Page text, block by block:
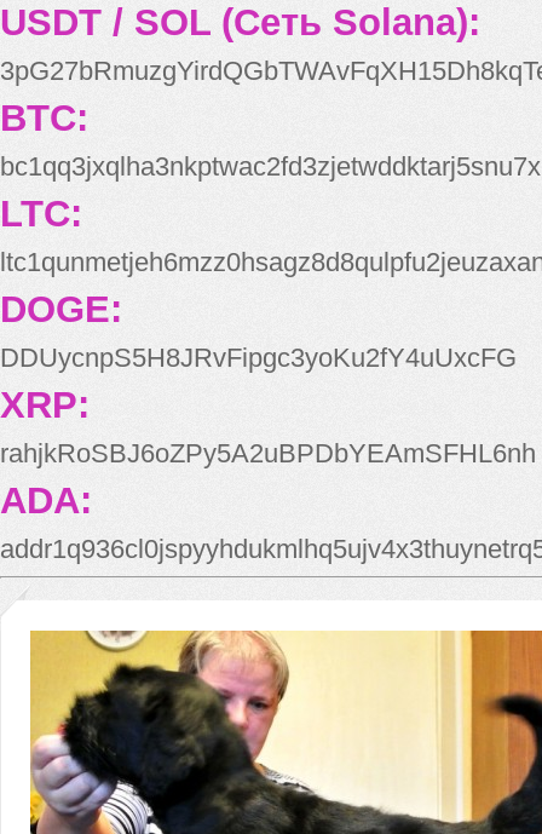
USDT / SOL (Сеть Solana):
BTC:
bc1qq3jxqlha3nkptwac2fd3zjetwddktarj5snu7x
LTC:
DOGE:
DDUycnpS5H8JRvFipgc3yoKu2fY4uUxcFG
XRP:
rahjkRoSBJ6oZPy5A2uBPDbYEAmSFHL6nh
ADA: